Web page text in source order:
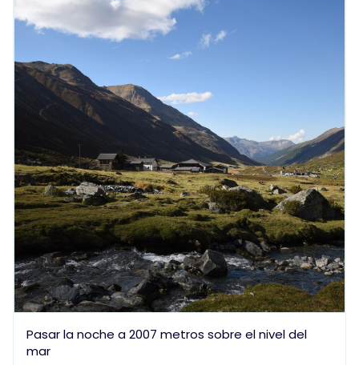
Pasar la noche a 2007 metros sobre el nivel del
mar